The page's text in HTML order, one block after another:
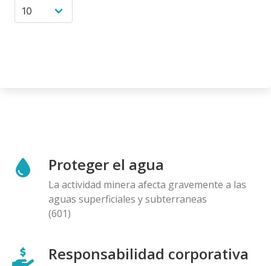
Proteger el agua
La actividad minera afecta gravemente a las
aguas superficiales y subterraneas
(601)
Responsabilidad corporativa